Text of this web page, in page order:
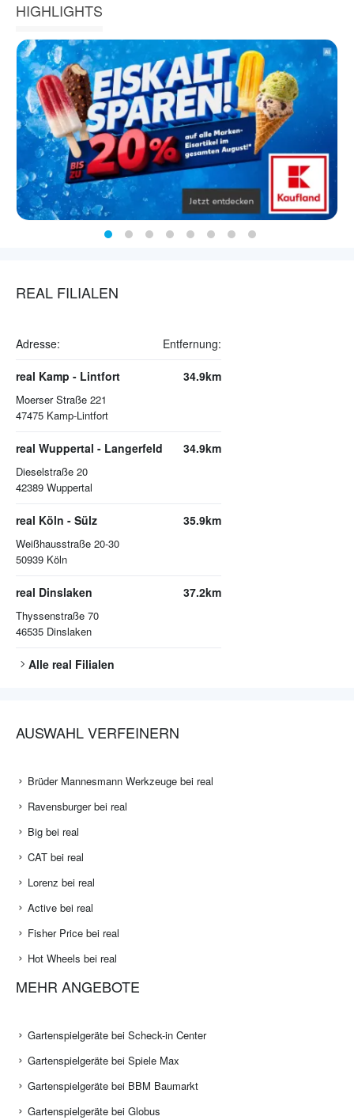
HIGHLIGHTS
REAL FILIALEN
Adresse: Entfernung:
real Kamp - Lintfort
Moerser Straße 221
47475 Kamp-Lintfort
34.9km
real Wuppertal - Langerfeld
Dieselstraße 20
42389 Wuppertal
34.9km
real Köln - Sülz
Weißhausstraße 20-30
50939 Köln
35.9km
real Dinslaken
Thyssenstraße 70
46535 Dinslaken
37.2km
Alle real Filialen
AUSWAHL VERFEINERN
Brüder Mannesmann Werkzeuge bei real
Ravensburger bei real
Big bei real
CAT bei real
Lorenz bei real
Active bei real
Fisher Price bei real
Hot Wheels bei real
MEHR ANGEBOTE
Gartenspielgeräte bei Scheck-in Center
Gartenspielgeräte bei Spiele Max
Gartenspielgeräte bei BBM Baumarkt
Gartenspielgeräte bei Globus